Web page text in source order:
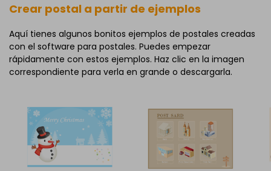
Crear postal a partir de ejemplos
Aquí tienes algunos bonitos ejemplos de postales creadas
con el software para postales. Puedes empezar
rápidamente con estos ejemplos. Haz clic en la imagen
correspondiente para verla en grande o descargarla.